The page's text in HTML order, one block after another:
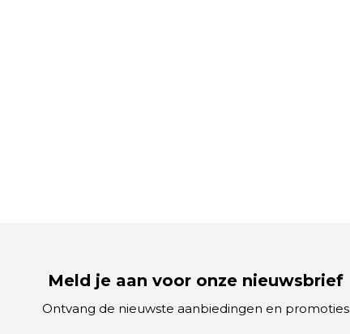
Meld je aan voor onze nieuwsbrief
Ontvang de nieuwste aanbiedingen en promoties